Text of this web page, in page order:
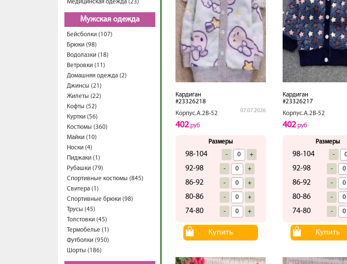
Медицинская одежда (23)
Мужская одежда
Бейсболки (107)
Брюки (98)
Водолазки (18)
Ветровки (11)
Домашняя одежда (2)
Джинсы (21)
Жилеты (22)
Кофты (52)
Куртки (56)
Костюмы (360)
Майки (10)
Носки (4)
Пиджаки (1)
Рубашки (79)
Спортивные костюмы (845)
Свитера (1)
Спортивные брюки (98)
Трусы (45)
Толстовки (45)
Термобелье (1)
Футболки (950)
Шорты (186)
Кардиган
#23326218
Корпус.А.2В-52
07.07.2026
402руб
Размеры
98-104 - +
92-98 - +
86-92 - +
80-86 - +
74-80 - +
Купить
Кардиган
#23326217
Корпус.А.2В-52
402руб
Размеры
98-104 -
92-98 -
86-92 -
80-86 -
74-80 -
Купить